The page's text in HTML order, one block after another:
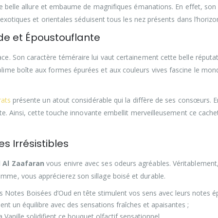
belle allure et embaume de magnifiques émanations. En effet,
et orientales séduisent tous les nez présents dans
et Époustouflante
Son caractère téméraire lui vaut certainement cette belle
boîte aux formes épurées et aux couleurs vives fascine le
présente un atout considérable qui la diffère de ses consœurs.
Ainsi, cette touche innovante embellit merveilleusement ce
Irrésistibles
Al Zaafaran vous enivre avec ses odeurs agréables.
vous apprécierez son sillage boisé et durable.
Notes Boisées d’Oud en tête stimulent vos sens avec leurs notes
un équilibre avec des sensations fraîches et apaisantes ;